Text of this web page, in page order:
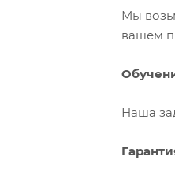
Мы
вашем
Наша